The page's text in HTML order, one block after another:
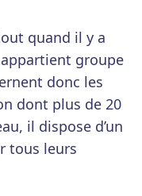
quand il y a
groupe
donc les
dont plus de 20
il dispose d’un
tous leurs